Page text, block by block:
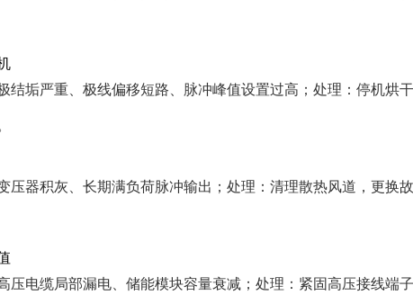
结垢严重、极线偏移短路、脉冲峰值设置过高；处理：停机烘
压器积灰、长期满负荷脉冲输出；处理：清理散热风道，更换
压电缆局部漏电、储能模块容量衰减；处理：紧固高压接线端